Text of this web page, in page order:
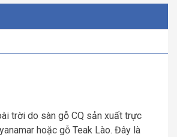
trời do sàn gỗ CQ sản xuất trực
hoặc gỗ Teak Lào. Đây là